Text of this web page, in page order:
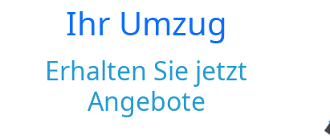
Ihr Umzug
Erhalten Sie jetzt
Angebote